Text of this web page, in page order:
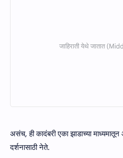
असंच, ही कादंबरी एका झाडाच्या माध्यमातून
दर्शनासाठी नेते.